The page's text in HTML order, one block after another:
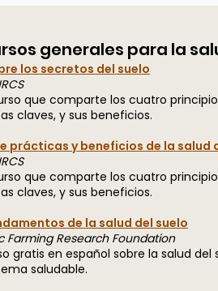
generales para la
los secretos del suelo
que comparte los cuatro
claves, y sus beneficios.
prácticas y beneficios de la salud
que comparte los cuatro
claves, y sus beneficios.
de la salud del suelo
Farming Research Foundation
gratis en español sobre la salud
saludable.